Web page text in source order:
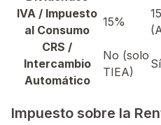
IVA / Impuesto
al Consumo
15%
CRS /
Intercambio
Automático
No (solo
TIEA)
Sí
Impuesto sobre la